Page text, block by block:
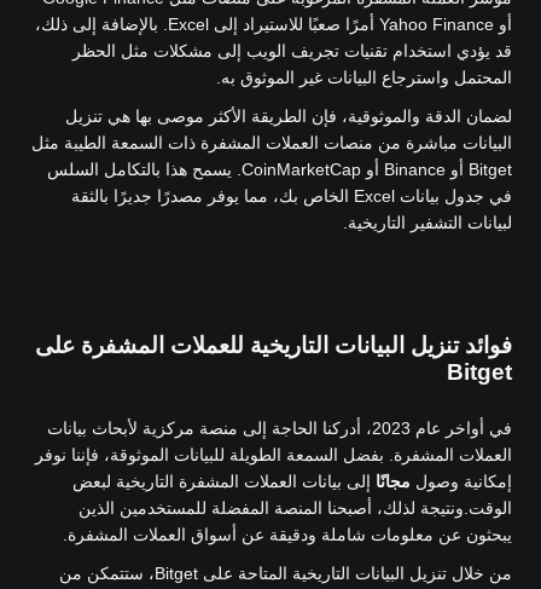
أو Yahoo Finance أمرًا صعبًا للاستيراد إلى Excel. بالإضافة إلى ذلك،
قد يؤدي استخدام تقنيات تجريف الويب إلى مشكلات مثل الحظر
المحتمل واسترجاع البيانات غير الموثوق به.
لضمان الدقة والموثوقية، فإن الطريقة الأكثر موصى بها هي تنزيل
البيانات مباشرة من منصات العملات المشفرة ذات السمعة الطيبة مثل
Bitget أو Binance أو CoinMarketCap. يسمح هذا بالتكامل السلس
في جدول بيانات Excel الخاص بك، مما يوفر مصدرًا جديرًا بالثقة
لبيانات التشفير التاريخية.
فوائد تنزيل البيانات التاريخية للعملات المشفرة على
Bitget
في أواخر عام 2023، أدركنا الحاجة إلى منصة مركزية لأبحاث بيانات
العملات المشفرة. بفضل السمعة الطويلة للبيانات الموثوقة، فإننا نوفر
إمكانية وصول مجانًا إلى بيانات العملات المشفرة التاريخية لبعض
الوقت.ونتيجة لذلك، أصبحنا المنصة المفضلة للمستخدمين الذين
يبحثون عن معلومات شاملة ودقيقة عن أسواق العملات المشفرة.
من خلال تنزيل البيانات التاريخية المتاحة على Bitget، ستتمكن من